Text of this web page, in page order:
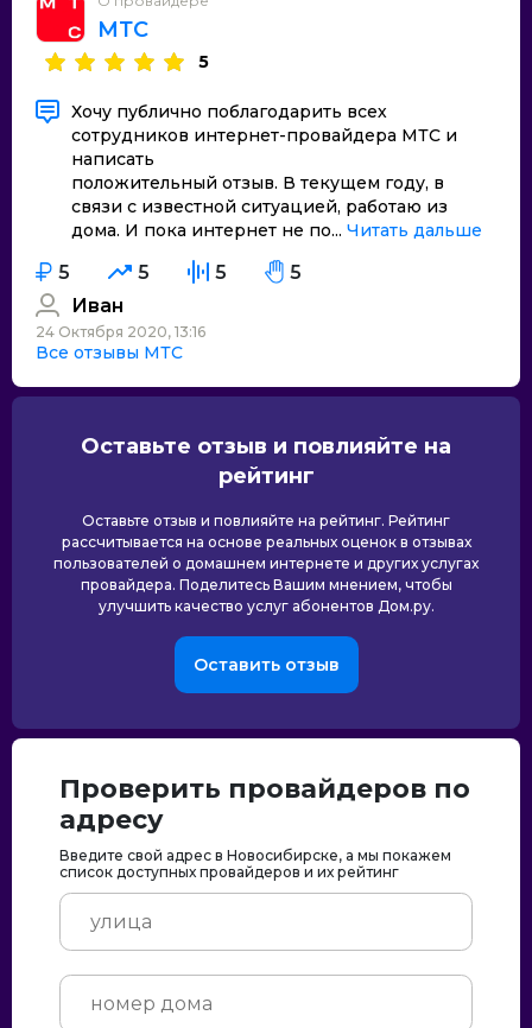
МТС
5
Хочу публично поблагодарить всех
сотрудников интернет-провайдера МТС и
написать
положительный отзыв. В текущем году, в
связи с известной ситуацией, работаю из
дома. И пока интернет не по... Читать дальше
5 5 5
5
Иван
24 Октября 2020, 13:16
Все отзывы МТС
Оставьте отзыв и повлияйте на
рейтинг
Оставьте отзыв и повлияйте на рейтинг. Рейтинг
рассчитывается на основе реальных оценок в отзывах
пользователей о домашнем интернете и других услугах
провайдера. Поделитесь Вашим мнением, чтобы
улучшить качество услуг абонентов Дом.ру.
Оставить отзыв
Проверить провайдеров по
адресу
Введите свой адрес в Новосибирске, а мы покажем
список доступных провайдеров и их рейтинг